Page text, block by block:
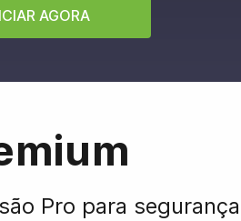
AGORA
Pro para segurança